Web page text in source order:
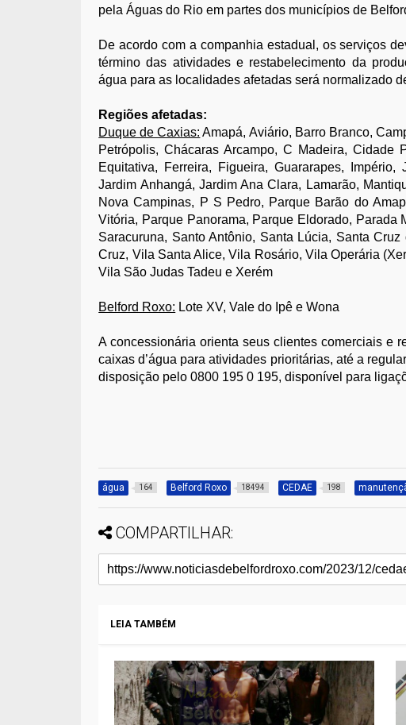
pela Águas do Rio em partes dos municípios de
De acordo com a companhia estadual, os serviços
término das atividades e restabelecimento da
água para as localidades afetadas será normalizado
Regiões afetadas:
Duque de Caxias: Amapá, Aviário, Barro Branco,
Petrópolis, Chácaras Arcampo, C Madeira, Cidade
Equitativa, Ferreira, Figueira, Guararapes,
Jardim Anhangá, Jardim Ana Clara, Lamarão,
Nova Campinas, P S Pedro, Parque Barão do
Vitória, Parque Panorama, Parque Eldorado, Parada
Saracuruna, Santo Antônio, Santa Lúcia, Santa
Cruz, Vila Santa Alice, Vila Rosário, Vila Operária
Vila São Judas Tadeu e Xerém
Belford Roxo: Lote XV, Vale do Ipê e Wona
A concessionária orienta seus clientes comerciais e
caixas d’água para atividades prioritárias, até a
disposição pelo 0800 195 0 195, disponível para
água 164 Belford Roxo 18494 CEDAE 198
COMPARTILHAR:
LEIA TAMBÉM